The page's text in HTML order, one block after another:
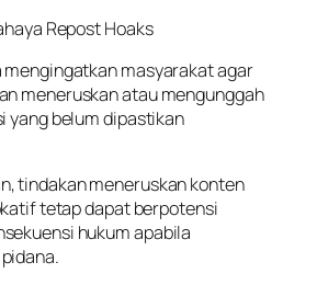
Repost Hoaks
mengingatkan masyarakat agar
meneruskan atau mengunggah
yang belum dipastikan
tindakan meneruskan konten
tetap dapat berpotensi
hukum apabila